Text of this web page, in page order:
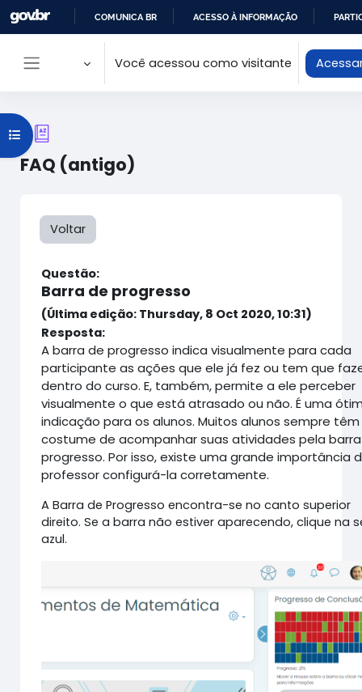
Ir para o conteúdo principal
PARA
COMUNICA BR ACESSO À INFORMAÇÃO
Você acessou como visitante
FAQ (antigo)
Abrir índice do curso
Voltar
Questão:
Barra de progresso
(Última edição: Thursday, 8 Oct 2020, 10:31)
Resposta:
A barra de progresso indica visualmente para cada
participante as ações que ele já fez ou tem que
dentro do curso. E, também, permite a ele perceber
visualmente o que está atrasado ou não. É uma
indicação para os alunos. Muitos alunos sempre
costume de acompanhar suas atividades pela
progresso. Por isso, existe uma grande importância
professor configurá-la corretamente.
A Barra de Progresso encontra-se no canto superior
direito. Se a barra não estiver aparecendo, clique na
azul.